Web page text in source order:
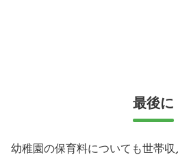
最後に
幼稚園の保育料についても世帯